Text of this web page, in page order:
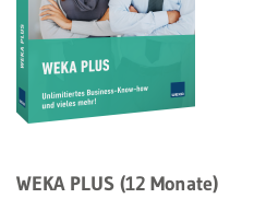
WEKA PLUS (12 Monate)